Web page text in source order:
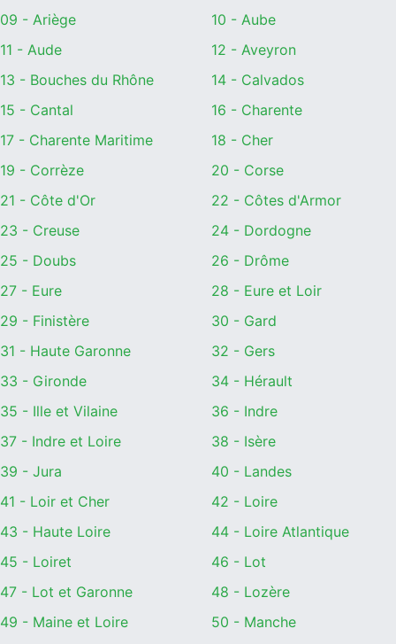
09 - Ariège
10 - Aube
11 - Aude
12 - Aveyron
13 - Bouches du Rhône
14 - Calvados
15 - Cantal
16 - Charente
17 - Charente Maritime
18 - Cher
19 - Corrèze
20 - Corse
21 - Côte d'Or
22 - Côtes d'Armor
23 - Creuse
24 - Dordogne
25 - Doubs
26 - Drôme
27 - Eure
28 - Eure et Loir
29 - Finistère
30 - Gard
31 - Haute Garonne
32 - Gers
33 - Gironde
34 - Hérault
35 - Ille et Vilaine
36 - Indre
37 - Indre et Loire
38 - Isère
39 - Jura
40 - Landes
41 - Loir et Cher
42 - Loire
43 - Haute Loire
44 - Loire Atlantique
45 - Loiret
46 - Lot
47 - Lot et Garonne
48 - Lozère
49 - Maine et Loire
50 - Manche